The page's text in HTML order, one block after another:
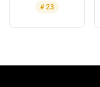
# 23